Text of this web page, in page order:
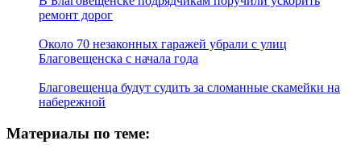
ремонт дорог
Около 70 незаконных гаражей убрали с улиц
Благовещенска с начала года
Благовещенца будут судить за сломанные скамейки на
набережной
Материалы по теме: